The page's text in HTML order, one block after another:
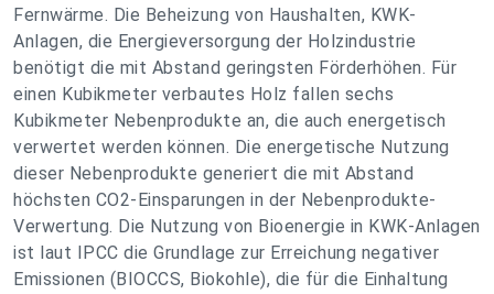
Fernwärme. Die Beheizung von Haushalten, KWK-
Anlagen, die Energieversorgung der Holzindustrie
benötigt die mit Abstand geringsten Förderhöhen. Für
einen Kubikmeter verbautes Holz fallen sechs
Kubikmeter Nebenprodukte an, die auch energetisch
verwertet werden können. Die energetische Nutzung
dieser Nebenprodukte generiert die mit Abstand
höchsten CO2-Einsparungen in der Nebenprodukte-
Verwertung. Die Nutzung von Bioenergie in KWK-Anlagen
ist laut IPCC die Grundlage zur Erreichung negativer
Emissionen (BIOCCS, Biokohle), die für die Einhaltung